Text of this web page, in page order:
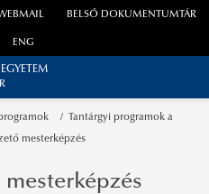
BELSŐ DOKUMENTUMTÁR
ENG
Tantárgyi programok a
mesterképzés
mesterképzés